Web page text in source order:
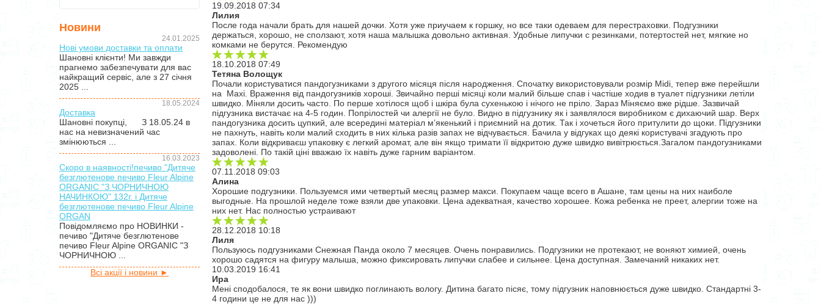
Новини
24.01.2025
Нові умови доставки та оплати
Шановні клієнти! Ми завжди
прагнемо забезпечувати для вас
найкращий сервіс, але з 27 січня
2025 ...
18.05.2024
Доставка
Шановні покупці, З 18.05.24 в
нас на невизначений час
змінюються ...
16.03.2023
Скоро в наявності!печиво "Дитяче
безглютенове печиво Fleur Alpine
ORGANIC "З ЧОРНИЧНОЮ
НАЧИНКОЮ" 132г. і Дитяче
безглютенове печиво Fleur Alpine
ORGAN
Повідомляємо про НОВИНКИ -
печиво "Дитяче безглютенове
печиво Fleur Alpine ORGANIC "З
ЧОРНИЧНОЮ ...
Всі акції і новини ►
19.09.2018 07:34
Лилия
После года начали брать для нашей дочки. Хотя уже приучаем к горшку, но все таки одеваем для перестраховки. Подгузники
держаться, хорошо, не сползают, хотя наша малышка довольно активная. Удобные липучки с резинками, потертостей нет, мягкие но
комками не берутся. Рекомендую
18.10.2018 07:49
Тетяна Волощук
Почали користуватися пандогузниками з другого місяця після народження. Спочатку використовували розмір Midi, тепер вже перейшли
на Maxi. Враження від пандогузників хороші. Звичайно перші місяці коли малий більше спав і частіше ходив в туалет підгузники летіли
швидко. Міняли досить часто. По перше хотілося щоб і шкіра була сухенькою і нічого не пріло. Зараз Міняємо вже рідше. Зазвичай
підгузника вистачає на 4-5 годин. Попрілостей чи алергії не було. Видно в підгузнику як і заявлялося виробником є дихаючий шар. Верх
пандогузника досить цупкий, але всередині матеріал м’якенький і приємний на дотик. Так і хочеться його притулити до щоки. Підгузники
не пахнуть, навіть коли малий сходить в них кілька разів запах не відчувається. Бачила у відгуках що деякі користувачі згадують про
запах. Коли відкриваєш упаковку є легкий аромат, але він якщо тримати її відкритою дуже швидко вивітрюється.Загалом пандогузниками
задоволені. По такій ціні вважаю їх навіть дуже гарним варіантом.
07.11.2018 09:03
Алина
Хорошие подгузники. Пользуемся ими четвертый месяц размер макси. Покупаем чаще всего в Ашане, там цены на них наиболе
выгодные. На прошлой неделе тоже взяли две упаковки. Цена адекватная, качество хорошее. Кожа ребенка не преет, алергии тоже на
них нет. Нас полностью устраивают
28.12.2018 10:18
Лиля
Пользуюсь подгузниками Снежная Панда около 7 месяцев. Очень понравились. Подгузники не протекают, не воняют химией, очень
хорошо садятся на фигуру малыша, можно фиксировать липучки слабее и сильнее. Цена доступная. Замечаний никаких нет.
10.03.2019 16:41
Ира
Мені сподобалося, те як вони швидко поглинають вологу. Дитина багато пісяє, тому підгузник наповнюється дуже швидко. Стандартні 3-
4 години це не для нас )))